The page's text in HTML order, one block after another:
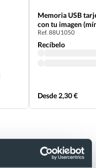
Memoria USB
con tu imagen
Ref. 88U1050
Recíbelo
Desde 2,30 €